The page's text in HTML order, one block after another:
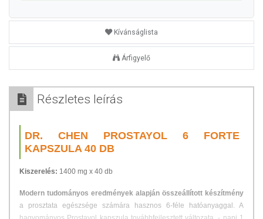
Kívánságlista
Árfigyelő
Részletes leírás
DR. CHEN PROSTAYOL 6 FORTE
KAPSZULA 40 DB
Kiszerelés: 1400 mg x 40 db
Modern tudományos eredmények alapján összeállított készítmény
a prosztata egészsége számára hasznos 6-féle hatóanyaggal. A